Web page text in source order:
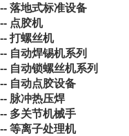
-- 落地式标准设备
-- 点胶机
-- 打螺丝机
-- 自动焊锡机系列
-- 自动锁螺丝机系列
-- 自动点胶设备
-- 脉冲热压焊
-- 多关节机械手
-- 等离子处理机